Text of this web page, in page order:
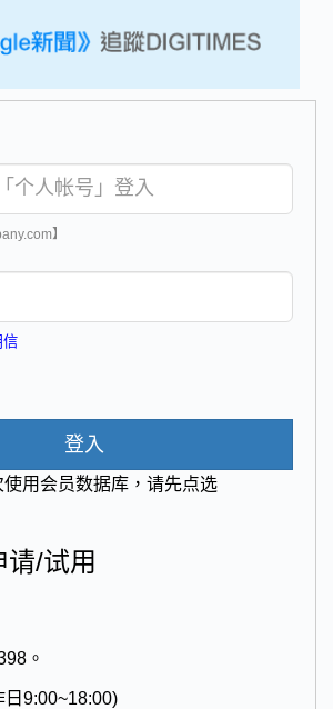
】
信
登入
用会员数据库，请先点选
请/试用
。
日9:00~18:00)